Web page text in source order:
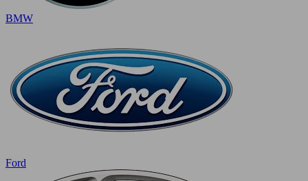
BMW
Ford